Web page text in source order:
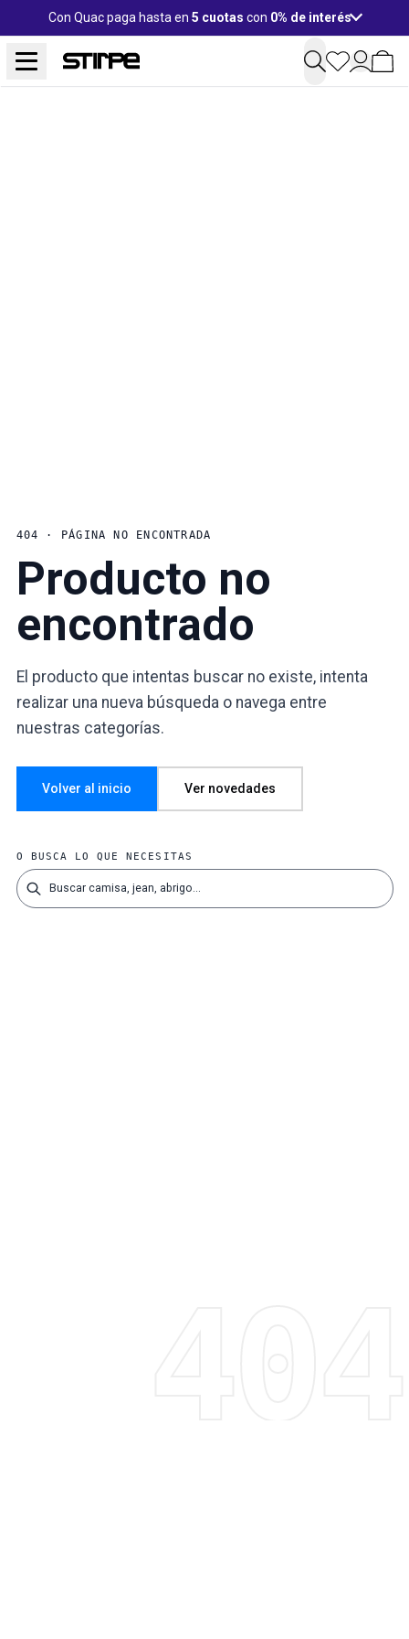
Con Quac paga hasta en 5 cuotas con 0% de interés
404 · PÁGINA NO ENCONTRADA
Producto no
encontrado
El producto que intentas buscar no existe, intenta
realizar una nueva búsqueda o navega entre
nuestras categorías.
Volver al inicio Ver novedades
O BUSCA LO QUE NECESITAS